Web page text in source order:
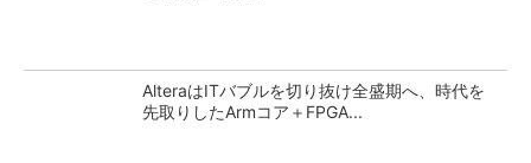
AlteraはITバブルを切り抜け全盛期へ、時代を
先取りしたArmコア＋FPGA...